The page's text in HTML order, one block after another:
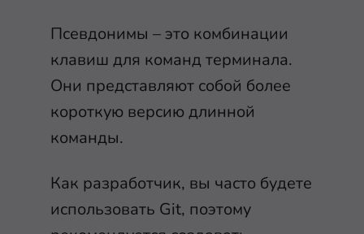
Псевдонимы – это комбинации
клавиш для команд терминала.
Они представляют собой более
короткую версию длинной
команды.
Как разработчик, вы часто будете
использовать Git, поэтому